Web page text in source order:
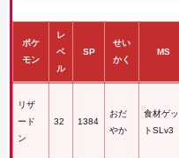
ポケ
モン
レ
ベ
ル
SP
せい
かく
MS
リザ
ード
ン
32 1384
おだ
やか
食材ゲッ
トSLv3